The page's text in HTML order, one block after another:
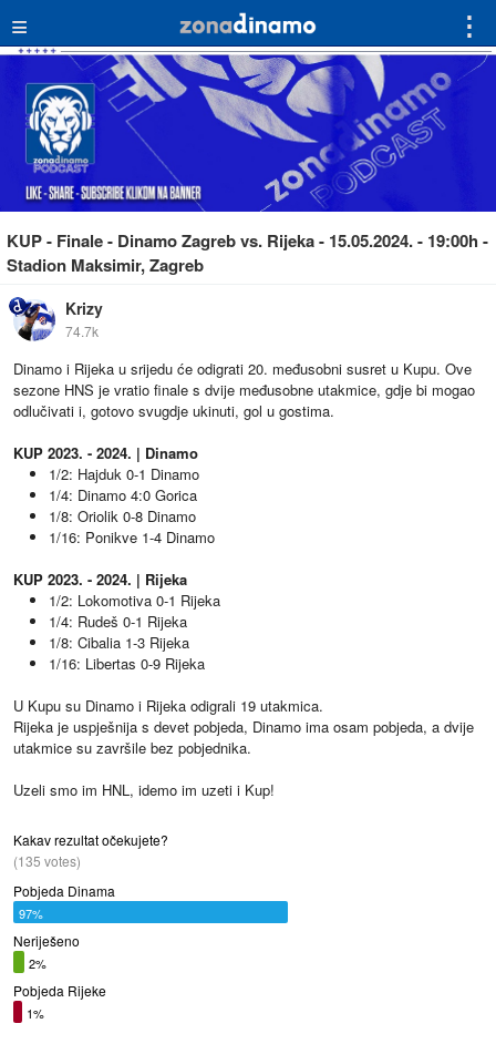
≡ ⋮
KUP - Finale - Dinamo Zagreb vs. Rijeka - 15.05.2024. - 19:00h -
Stadion Maksimir, Zagreb
Krizy
74.7k
Dinamo i Rijeka u srijedu će odigrati 20. međusobni susret u Kupu. Ove
sezone HNS je vratio finale s dvije međusobne utakmice, gdje bi mogao
odlučivati i, gotovo svugdje ukinuti, gol u gostima.
KUP 2023. - 2024. | Dinamo
1/2: Hajduk 0-1 Dinamo
1/4: Dinamo 4:0 Gorica
1/8: Oriolik 0-8 Dinamo
1/16: Ponikve 1-4 Dinamo
KUP 2023. - 2024. | Rijeka
1/2: Lokomotiva 0-1 Rijeka
1/4: Rudeš 0-1 Rijeka
1/8: Cibalia 1-3 Rijeka
1/16: Libertas 0-9 Rijeka
U Kupu su Dinamo i Rijeka odigrali 19 utakmica.
Rijeka je uspješnija s devet pobjeda, Dinamo ima osam pobjeda, a dvije
utakmice su završile bez pobjednika.
Uzeli smo im HNL, idemo im uzeti i Kup!
Kakav rezultat očekujete?
(135 votes)
Pobjeda Dinama
97%
Neriješeno
2%
Pobjeda Rijeke
1%